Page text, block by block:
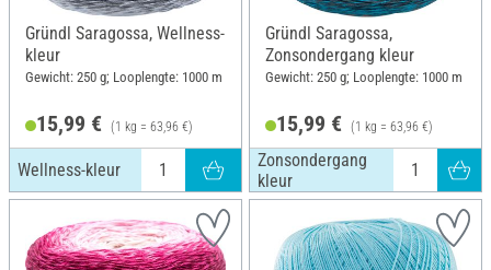
Gründl Saragossa, Wellness-
kleur
Gewicht: 250 g; Looplengte: 1000 m
15,99 € (1 kg = 63,96 €)
Wellness-kleur
Gründl Saragossa,
Zonsondergang kleur
Gewicht: 250 g; Looplengte: 1000 m
15,99 € (1 kg = 63,96 €)
Zonsondergang
kleur